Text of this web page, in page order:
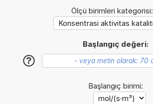
Ölçü birimleri kategorisi:
Başlangıç değeri:
?
Başlangıç birimi: